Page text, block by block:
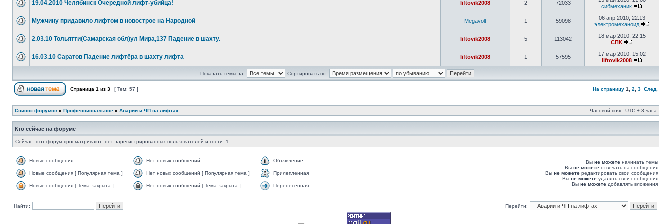
19.04.2010 Челябинск Очередной лифт-убийца! liftovik2008 2 72033
сибмеханик
Мужчину придавило лифтом в новострое на Народной Megavolt 1 59098
06 апр 2010, 22:13
электромеханоид
2.03.10 Тольятти(Самарская обл)ул Мира,137 Падение в шахту. liftovik2008 5 113042
18 мар 2010, 22:15
СПК
16.03.10 Саратов Падение лифтёра в шахту лифта liftovik2008 1 57595
17 мар 2010, 15:02
liftovik2008
Показать темы за: Сортировать по:
Страница 1 из 3 [ Тем: 57 ] На страницу 1 2 3 След.
Список форумов » Профессиональное » Аварии и ЧП на лифтах Часовой пояс: UTC + 3 часа
Кто сейчас на форуме
Сейчас этот форум просматривают: нет зарегистрированных пользователей и гости: 1
Новые сообщения Нет новых сообщений Объявление
Новые сообщения [ Популярная тема ] Нет новых сообщений [ Популярная тема ] Прилепленная
Новые сообщения [ Тема закрыта ] Нет новых сообщений [ Тема закрыта ] Перенесенная
Вы не можете начинать темы
Вы не можете отвечать на сообщения
Вы не можете редактировать свои сообщения
Вы не можете удалять свои сообщения
Вы не можете добавлять вложения
Найти: Перейти: